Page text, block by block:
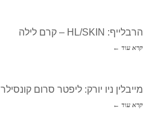
הרבלייף: HL/SKIN – קרם לילה
קרא עוד ←
מייבלין ניו יורק: ליפטר סרום קונסילר
קרא עוד ←